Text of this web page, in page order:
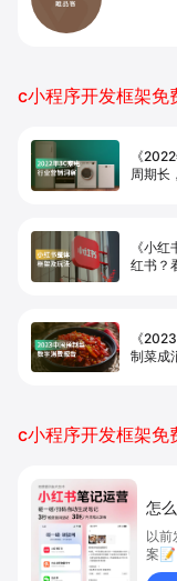
c小程序开发框架免
《
周期长
《小
红书？
《
制菜成
c小程序开发框架免
怎
以前
案📝
至